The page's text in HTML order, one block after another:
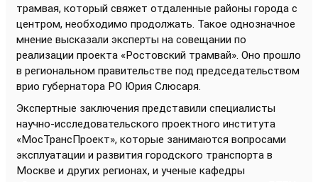
трамвая, который свяжет отдаленные районы города с
центром, необходимо продолжать. Такое однозначное
мнение высказали эксперты на совещании по
реализации проекта «Ростовский трамвай». Оно прошло
в региональном правительстве под председательством
врио губернатора РО Юрия Слюсаря.
Экспертные заключения представили специалисты
научно-исследовательского проектного института
«МосТрансПроект», которые занимаются вопросами
эксплуатации и развития городского транспорта в
Москве и других регионах, и ученые кафедры